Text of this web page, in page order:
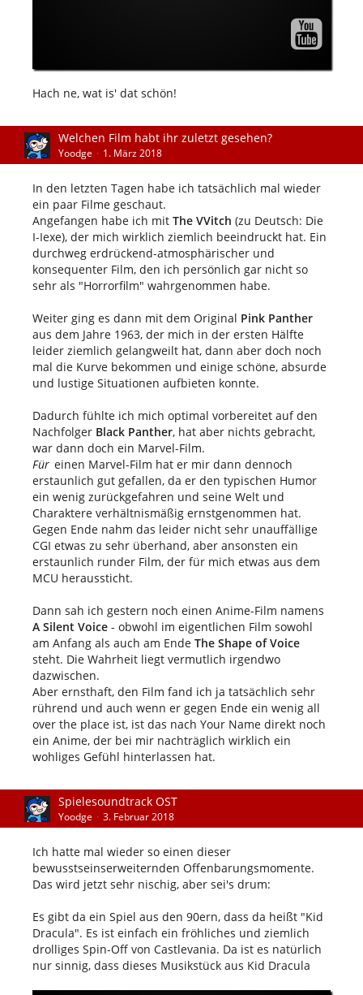
Hach ne, wat is' dat schön!
Welchen Film habt ihr zuletzt gesehen?
Yoodge 1. März 2018
In den letzten Tagen habe ich tatsächlich mal wieder
ein paar Filme geschaut.
Angefangen habe ich mit The VVitch (zu Deutsch: Die
I-Iexe), der mich wirklich ziemlich beeindruckt hat. Ein
durchweg erdrückend-atmosphärischer und
konsequenter Film, den ich persönlich gar nicht so
sehr als "Horrorfilm" wahrgenommen habe.
Weiter ging es dann mit dem Original Pink Panther
aus dem Jahre 1963, der mich in der ersten Hälfte
leider ziemlich gelangweilt hat, dann aber doch noch
mal die Kurve bekommen und einige schöne, absurde
und lustige Situationen aufbieten konnte.
Dadurch fühlte ich mich optimal vorbereitet auf den
Nachfolger Black Panther, hat aber nichts gebracht,
war dann doch ein Marvel-Film.
Für einen Marvel-Film hat er mir dann dennoch
erstaunlich gut gefallen, da er den typischen Humor
ein wenig zurückgefahren und seine Welt und
Charaktere verhältnismäßig ernstgenommen hat.
Gegen Ende nahm das leider nicht sehr unauffällige
CGI etwas zu sehr überhand, aber ansonsten ein
erstaunlich runder Film, der für mich etwas aus dem
MCU heraussticht.
Dann sah ich gestern noch einen Anime-Film namens
A Silent Voice - obwohl im eigentlichen Film sowohl
am Anfang als auch am Ende The Shape of Voice
steht. Die Wahrheit liegt vermutlich irgendwo
dazwischen.
Aber ernsthaft, den Film fand ich ja tatsächlich sehr
rührend und auch wenn er gegen Ende ein wenig all
over the place ist, ist das nach Your Name direkt noch
ein Anime, der bei mir nachträglich wirklich ein
wohliges Gefühl hinterlassen hat.
Spielesoundtrack OST
Yoodge 3. Februar 2018
Ich hatte mal wieder so einen dieser
bewusstseinserweiternden Offenbarungsmomente.
Das wird jetzt sehr nischig, aber sei's drum:
Es gibt da ein Spiel aus den 90ern, dass da heißt "Kid
Dracula". Es ist einfach ein fröhliches und ziemlich
drolliges Spin-Off von Castlevania. Da ist es natürlich
nur sinnig, dass dieses Musikstück aus Kid Dracula